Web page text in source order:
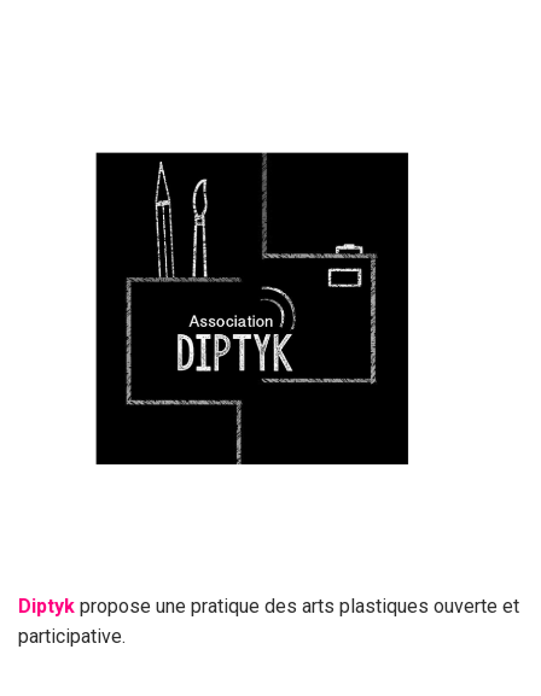
Diptyk propose une pratique des arts plastiques ouverte et
participative.